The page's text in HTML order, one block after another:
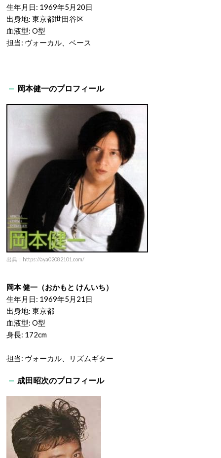
生年月日: 1969年5月20日
出身地: 東京都世田谷区
血液型: O型
担当: ヴォーカル、ベース
岡本健一のプロフィール
出典：https://aya02082101.com/
岡本 健一（おかもと けんいち）
生年月日: 1969年5月21日
出身地: 東京都
血液型: O型
身長: 172cm
担当: ヴォーカル、リズムギター
成田昭次のプロフィール